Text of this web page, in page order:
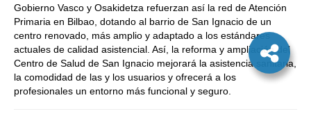
Gobierno Vasco y Osakidetza refuerzan así la red de Atención
Primaria en Bilbao, dotando al barrio de San Ignacio de un
centro renovado, más amplio y adaptado a los estándares
actuales de calidad asistencial. Así, la reforma y ampliación del
Centro de Salud de San Ignacio mejorará la asistencia sanitaria,
la comodidad de las y los usuarios y ofrecerá a los
profesionales un entorno más funcional y seguro.